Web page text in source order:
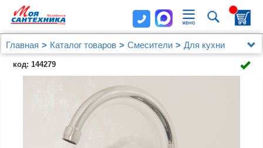
Главная Каталог товаров Смесители
Для кухни
Смеситель для кухни, Tring, Milardo, TRISB0JM05
код: 144279